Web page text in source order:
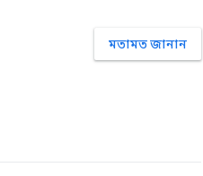
মতামত জানান